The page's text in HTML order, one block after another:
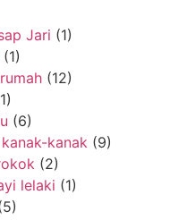
Jari (1)
(1)
(12)
(6)
kanak (9)
(2)
lelaki (1)